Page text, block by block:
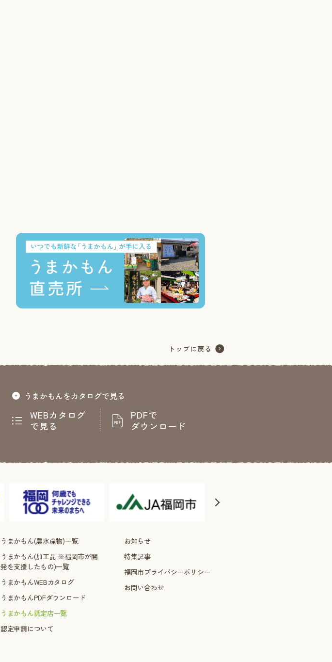
うまかもんをカタログで見る
WEBカタログ
で見る
PDFで
ダウンロード
うまかもん(農水産物)一覧
うまかもん(加工品 ※福岡市が開
発を支援したもの)一覧
うまかもんWEBカタログ
うまかもんPDFダウンロード
うまかもん認定店一覧
認定申請について
お知らせ
特集記事
福岡市プライバシーポリシー
お問い合わせ